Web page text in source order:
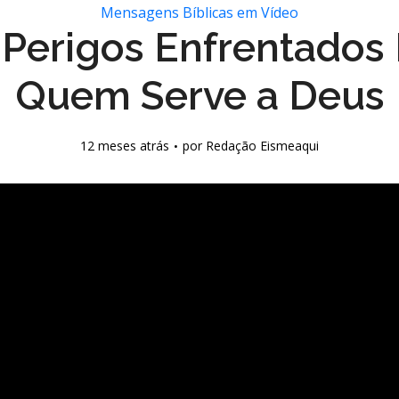
Mensagens Bíblicas em Vídeo
Enfrentados
Quem Serve a Deus
12 meses atrás por Redação Eismeaqui